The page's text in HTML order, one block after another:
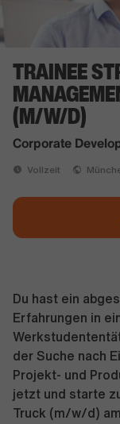
TRAINEE
(M/W/D)
Corporate
Vollzeit
Du hast ein
Erfahrungen in
der Suche nach
Projekt- und
jetzt und starte
Truck (m/w/d)